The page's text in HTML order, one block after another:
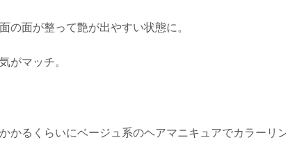
の面が整って艶が出やすい状態に。
がマッチ。
かるくらいにベージュ系のヘアマニキュアでカラーリン